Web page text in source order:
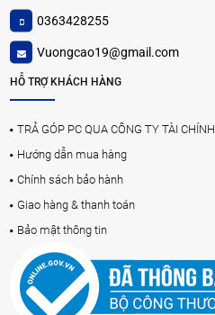
0363428255
Vuongcao19@gmail.com
HỖ TRỢ KHÁCH HÀNG
TRẢ GÓP PC QUA CÔNG TY TÀI CHÍNH
Hướng dẫn mua hàng
Chính sách bảo hành
Giao hàng & thanh toán
Bảo mật thông tin